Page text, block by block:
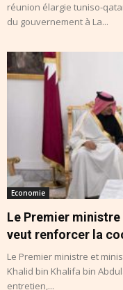
réunion élargie tuniso-
du gouvernement à La...
Economie
Le Premier
veut renforcer la
Le Premier ministre et
Khalid bin Khalifa bin
entretien,...